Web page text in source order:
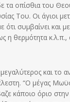
τα οπίσθια του
Του. Οι άγιοι
συμβαίνει και
θερμότητα κ.λ.π.,
και το
“Ο μέγας
κάποιο όριο